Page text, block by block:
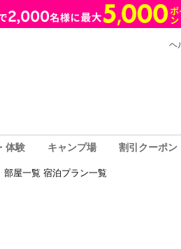
ヘ
体験 キャンプ場 割引クーポン
屋一覧 宿泊プラン一覧